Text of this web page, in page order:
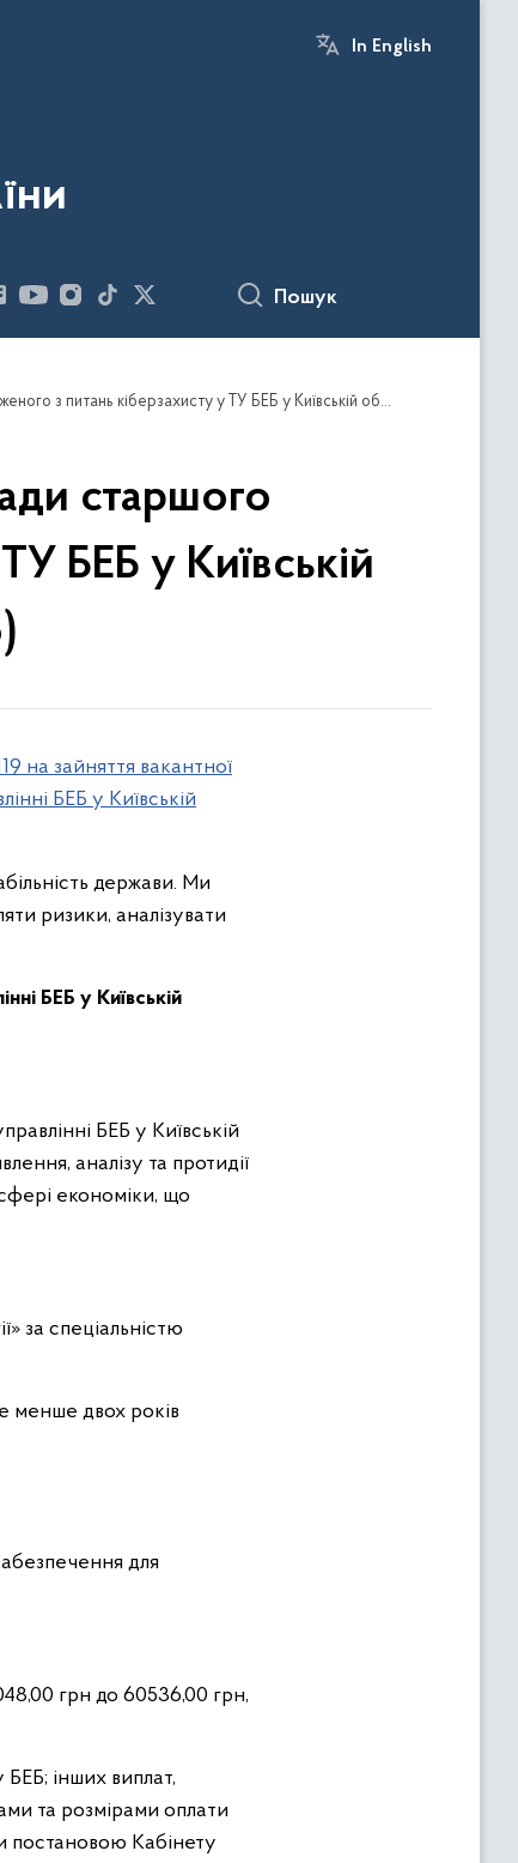
In English
Пошук
Конкурс № 119 на зайняття вакантної посади старшого оперуповноваженого з питань кіберзахисту у ТУ БЕБ у Київській області (наказ від 30.04.2026)
старшого
БЕБ у Київській
на зайняття вакантної
БЕБ у Київській
держави. Ми
ризики, аналізувати
БЕБ у Київській
БЕБ у Київській
аналізу та протидії
економіки, що
за спеціальністю
менше двох років
для
грн до 60536,00 грн,
інших виплат,
та розмірами оплати
постановою Кабінету